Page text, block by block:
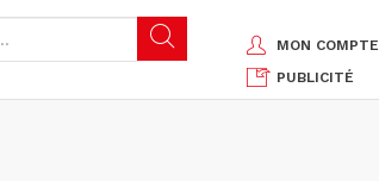
MON COMPTE
PUBLICITÉ